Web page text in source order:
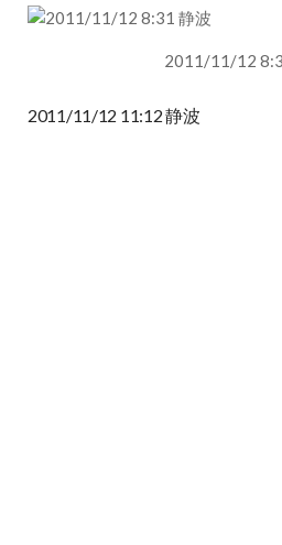
2011/11/12
2011/11/12 11:12 静波